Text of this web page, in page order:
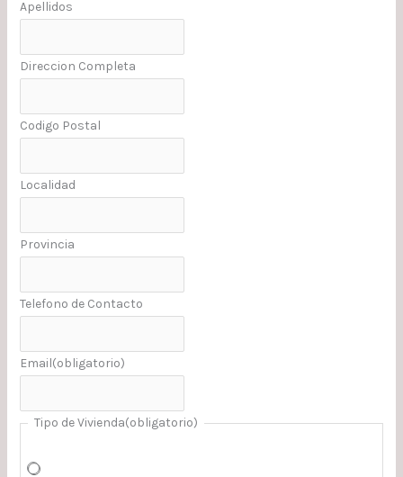
Apellidos
Direccion Completa
Codigo Postal
Localidad
Provincia
Telefono de Contacto
Email(obligatorio)
Tipo de Vivienda(obligatorio)